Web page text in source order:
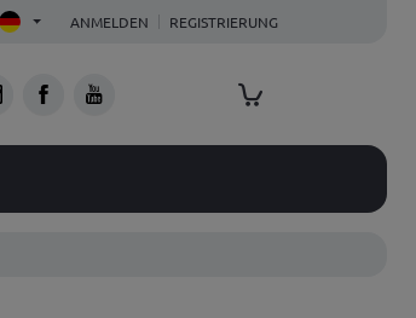
ANMELDEN REGISTRIERUNG